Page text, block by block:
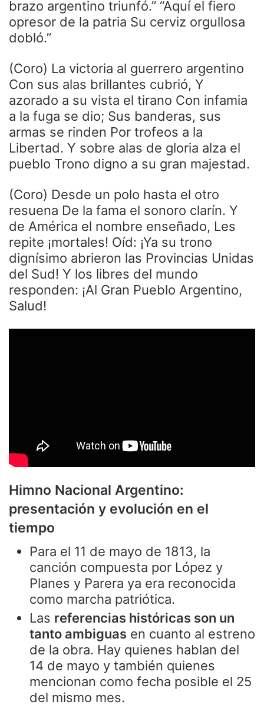
brazo argentino triunfó.” “Aquí el fiero
opresor de la patria Su cerviz orgullosa
dobló.”
(Coro) La victoria al guerrero argentino
Con sus alas brillantes cubrió, Y
azorado a su vista el tirano Con infamia
a la fuga se dio; Sus banderas, sus
armas se rinden Por trofeos a la
Libertad. Y sobre alas de gloria alza el
pueblo Trono digno a su gran majestad.
(Coro) Desde un polo hasta el otro
resuena De la fama el sonoro clarín. Y
de América el nombre enseñado, Les
repite ¡mortales! Oíd: ¡Ya su trono
dignísimo abrieron las Provincias Unidas
del Sud! Y los libres del mundo
responden: ¡Al Gran Pueblo Argentino,
Salud!
Himno Nacional Argentino:
presentación y evolución en el
tiempo
Para el 11 de mayo de 1813, la
canción compuesta por López y
Planes y Parera ya era reconocida
como marcha patriótica.
Las referencias históricas son un
tanto ambiguas en cuanto al estreno
de la obra. Hay quienes hablan del
14 de mayo y también quienes
mencionan como fecha posible el 25
del mismo mes.